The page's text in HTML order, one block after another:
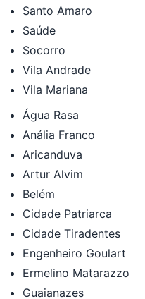
Santo Amaro
Saúde
Socorro
Vila Andrade
Vila Mariana
Água Rasa
Anália Franco
Aricanduva
Artur Alvim
Belém
Cidade Patriarca
Cidade Tiradentes
Engenheiro Goulart
Ermelino Matarazzo
Guaianazes